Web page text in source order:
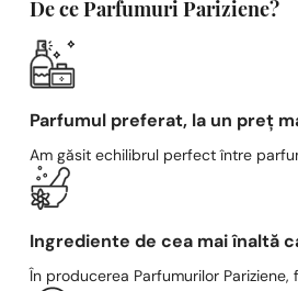
De ce Parfumuri Pariziene?
Parfumul preferat, la un preț
Am găsit echilibrul perfect între
Ingrediente de cea mai înaltă
În producerea Parfumurilor